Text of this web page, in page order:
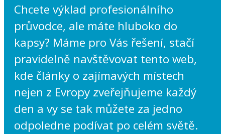
Chcete výklad profesionálního
průvodce, ale máte hluboko do
kapsy? Máme pro Vás řešení, stačí
pravidelně navštěvovat tento web,
kde články o zajímavých místech
nejen z Evropy zveřejňujeme každý
den a vy se tak můžete za jedno
odpoledne podívat po celém světě.